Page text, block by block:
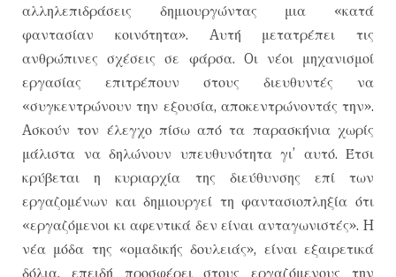
αλληλεπιδράσεις δημιουργώντας μια «κατά
φαντασίαν κοινότητα». Aυτή μετατρέπει τις
ανθρώπινες σχέσεις σε φάρσα. Oι νέοι μηχανισμοί
εργασίας επιτρέπουν στους διευθυντές να
«συγκεντρώνουν την εξουσία, αποκεντρώνοντάς την».
Aσκούν τον έλεγχο πίσω από τα παρασκήνια χωρίς
μάλιστα να δηλώνουν υπευθυνότητα γι’ αυτό. Έτσι
κρύβεται η κυριαρχία της διεύθυνσης επί των
εργαζομένων και δημιουργεί τη φαντασιοπληξία ότι
«εργαζόμενοι κι αφεντικά δεν είναι ανταγωνιστές». H
νέα μόδα της «ομαδικής δουλειάς», είναι εξαιρετικά
δόλια, επειδή προσφέρει στους εργαζόμενους την